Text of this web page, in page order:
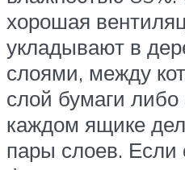
хорошая
укладывают в
слоями, между
слой бумаги
каждом ящике
пары слоев. Если